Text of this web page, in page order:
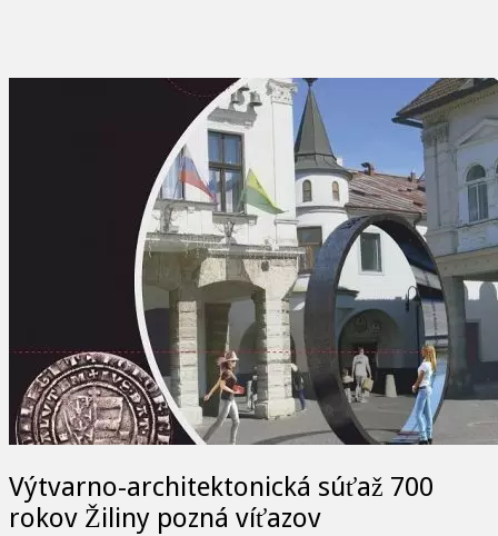
Výtvarno-architektonická súťaž 700
rokov Žiliny pozná víťazov